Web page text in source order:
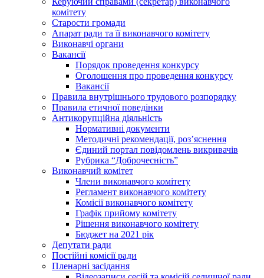
комітету
Старости громади
Апарат ради та її виконавчого комітету
Виконавчі органи
Вакансії
Порядок проведення конкурсу
Оголошення про проведення конкурсу
Вакансії
Правила внутрішнього трудового розпорядку
Правила етичної поведінки
Антикорупційна діяльність
Нормативні документи
Методичні рекомендації, роз’яснення
Єдиний портал повідомлень викривачів
Рубрика “Доброчесність”
Виконавчий комітет
Члени виконавчого комітету
Регламент виконавчого комітету
Комісії виконавчого комітету
Графік прийому комітету
Рішення виконавчого комітету
Бюджет на 2021 рік
Депутати ради
Постійні комісії ради
Пленарні засідання